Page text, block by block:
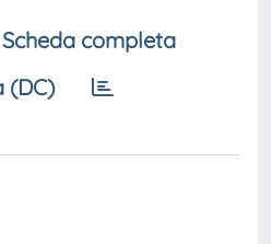
Scheda completa
(DC)